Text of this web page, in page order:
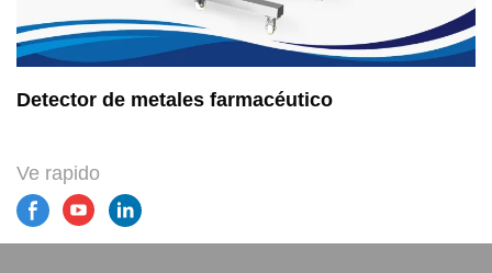
Detector de metales farmacéutico
Ve rapido